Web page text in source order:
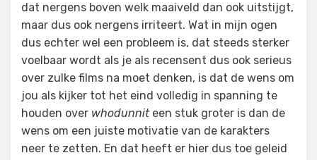
dat nergens boven welk maaiveld dan ook uitstijgt,
maar dus ook nergens irriteert. Wat in mijn ogen
dus echter wel een probleem is, dat steeds sterker
voelbaar wordt als je als recensent dus ook serieus
over zulke films na moet denken, is dat de wens om
jou als kijker tot het eind volledig in spanning te
houden over whodunniteen stuk groter is dan de
wens om een juiste motivatie van de karakters
neer te zetten. En dat heeft er hier dus toe geleid